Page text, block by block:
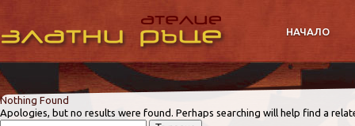
НАЧАЛО
Nothing Found
Apologies, but no results were found. Perhaps searching will help find a